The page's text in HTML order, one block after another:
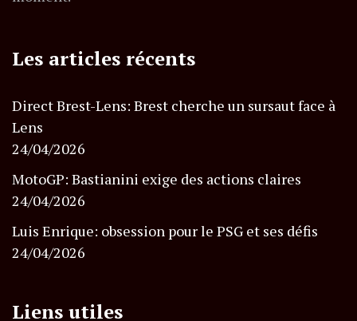
Les articles récents
Direct Brest-Lens: Brest cherche un sursaut face à
Lens
24/04/2026
MotoGP: Bastianini exige des actions claires
24/04/2026
Luis Enrique: obsession pour le PSG et ses défis
24/04/2026
Liens utiles